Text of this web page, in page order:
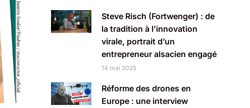
Steve Risch (Fortwenger) : de
la tradition à l’innovation
virale, portrait d’un
entrepreneur alsacien engagé
14 mai 2025
Réforme des drones en
Europe : une interview